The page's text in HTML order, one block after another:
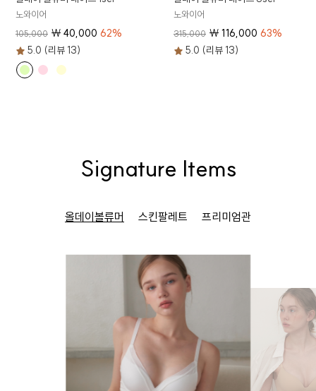
노와이어
105,000 ₩40,000 62%
5.0 (리뷰 13)
노와이어
315,000 ₩116,000 63%
5.0 (리뷰 13)
Signature Items
올데이볼류머 스킨팔레트 프리미엄관